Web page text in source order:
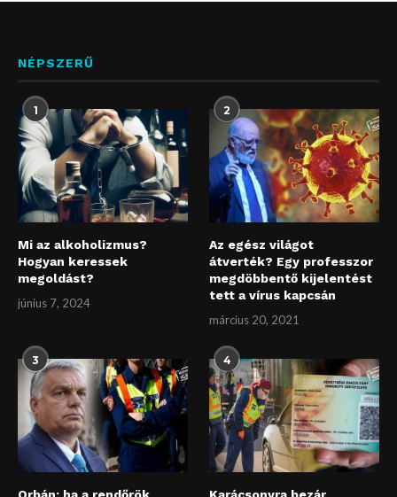
NÉPSZERŰ
1
Mi az alkoholizmus?
Hogyan keressek
megoldást?
június 7, 2024
2
Az egész világot
átverték? Egy professzor
megdöbbentő kijelentést
tett a vírus kapcsán
március 20, 2021
3
Orbán: ha a rendőrök
4
Karácsonyra bezár